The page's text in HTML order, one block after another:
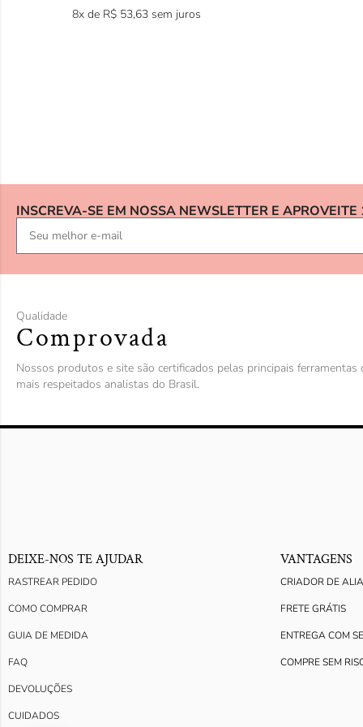
8x de R$53,63 sem juros
INSCREVA-SE EM NOSSA NEWSLETTER E
Qualidade
Comprovada
Nossos produtos e site são certificados pelas principais ferramentas
mais respeitados analistas do Brasil.
DEIXE-NOS TE AJUDAR
RASTREAR PEDIDO
COMO COMPRAR
GUIA DE MEDIDA
FAQ
DEVOLUÇÕES
CUIDADOS
VANTAGENS
CRIADOR DE
FRETE GRÁTIS
ENTREGA COM
COMPRE SEM